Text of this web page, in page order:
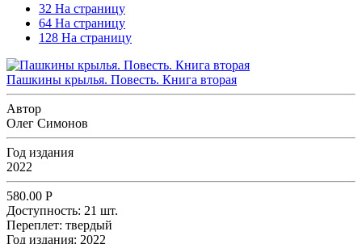
32 На страницу
64 На страницу
128 На страницу
Пашкины крылья. Повесть. Книга вторая
Автор
Олег Симонов
Год издания
2022
580.00 Р
Доступность: 21 шт.
Переплет: твердый
Год издания: 2022